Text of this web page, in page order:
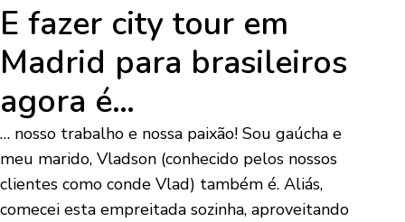
E fazer city tour em
Madrid para brasileiros
agora é…
… nosso trabalho e nossa paixão! Sou gaúcha e
meu marido, Vladson (conhecido pelos nossos
clientes como conde Vlad) também é. Aliás,
comecei esta empreitada sozinha, aproveitando